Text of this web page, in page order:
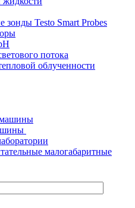
зонды Testo Smart Probes
потока
облученности
малогабаритные